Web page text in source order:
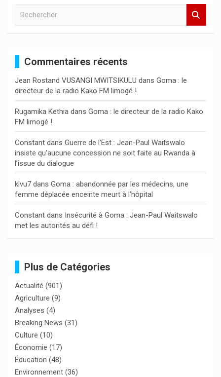
c
h
e
r
Commentaires récents
Jean Rostand VUSANGI MWITSIKULU dans Goma : le
directeur de la radio Kako FM limogé !
Rugamika Kethia dans Goma : le directeur de la radio Kako
FM limogé !
Constant dans Guerre de l’Est : Jean-Paul Waitswalo
insiste qu’aucune concession ne soit faite au Rwanda à
l’issue du dialogue
kivu7 dans Goma : abandonnée par les médecins, une
femme déplacée enceinte meurt à l’hôpital
Constant dans Insécurité à Goma : Jean-Paul Waitswalo
met les autorités au défi !
Plus de Catégories
Actualité (901)
Agriculture (9)
Analyses (4)
Breaking News (31)
Culture (10)
Économie (17)
Éducation (48)
Environnement (36)